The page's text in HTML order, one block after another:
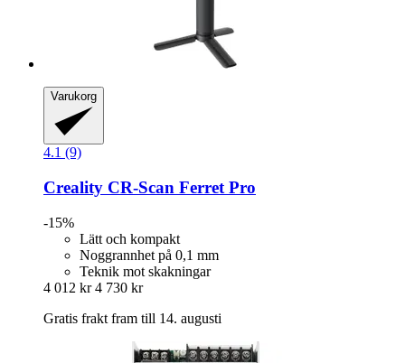
Varukorg
4.1 (9)
Creality CR-​Scan Ferret Pro
-15%
Lätt och kompakt
Noggrannhet på 0,1 mm
Teknik mot skakningar
4 012 kr 4 730 kr
Gratis frakt fram till 14. augusti